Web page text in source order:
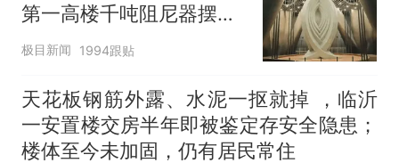
第一高楼千吨阻尼器摆动
明显
极目新闻 1994跟贴
天花板钢筋外露、水泥一抠就掉 ，临沂
一安置楼交房半年即被鉴定存安全隐患；
楼体至今未加固，仍有居民常住